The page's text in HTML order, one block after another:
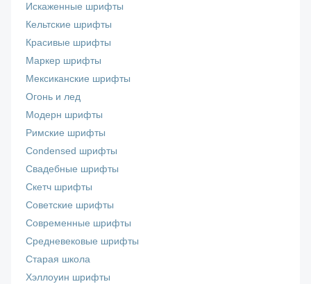
Искаженные шрифты
Кельтские шрифты
Красивые шрифты
Маркер шрифты
Мексиканские шрифты
Огонь и лед
Модерн шрифты
Римские шрифты
Сondensed шрифты
Свадебные шрифты
Скетч шрифты
Советские шрифты
Современные шрифты
Средневековые шрифты
Старая школа
Хэллоуин шрифты